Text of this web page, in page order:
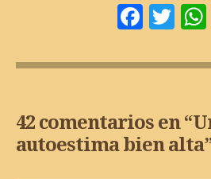
42 comentarios en “
autoestima bien alta